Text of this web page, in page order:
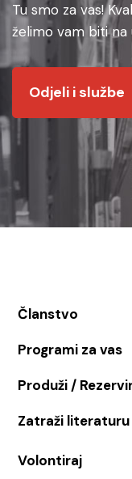
Tu smo za vas!
želimo vam biti na
Odjeli i službe
Članstvo
Programi za vas
Produži /
Zatraži literaturu
Volontiraj